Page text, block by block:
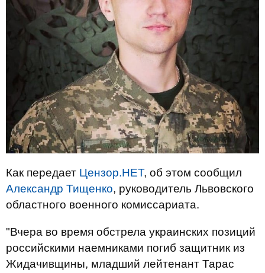
Как передает Цензор.НЕТ, об этом сообщил
Александр Тищенко, руководитель Львовского
областного военного комиссариата.
"Вчера во время обстрела украинских позиций
российскими наемниками погиб защитник из
Жидачивщины, младший лейтенант Тарас